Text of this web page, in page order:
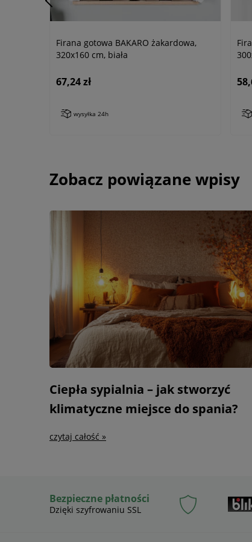
Firana gotowa BAKARO żakardowa,
320x160 cm, biała
67,24 zł
wysyłka 24h
Zobacz powiązane wpisy
Ciepła sypialnia – jak stworzyć
klimatyczne miejsce do spania?
czytaj całość »
Bezpieczne płatności
Dzięki szyfrowaniu SSL